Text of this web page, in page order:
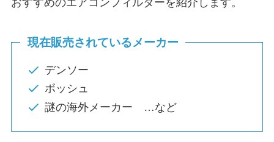
おすすめのエアコンフィルターを紹介します。
現在販売されているメーカー
デンソー
ボッシュ
謎の海外メーカー …など